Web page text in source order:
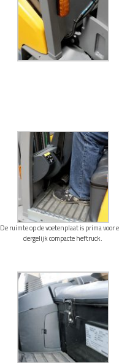
De ruimte op de voetenplaat is prima voor
dergelijk compacte heftruck.